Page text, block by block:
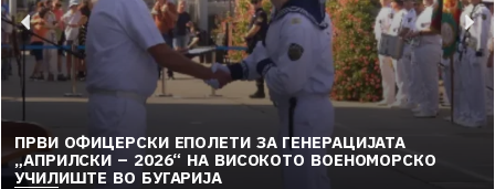
ПРВИ ОФИЦЕРСКИ ЕПОЛЕТИ ЗА ГЕНЕРАЦИЈАТА
„АПРИЛСКИ – 2026“ НА ВИСОКОТО ВОЕНОМОРСКО
УЧИЛИШТЕ ВО БУГАРИЈА